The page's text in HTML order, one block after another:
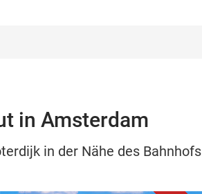
in Amsterdam
in der Nähe des Bahnhofs